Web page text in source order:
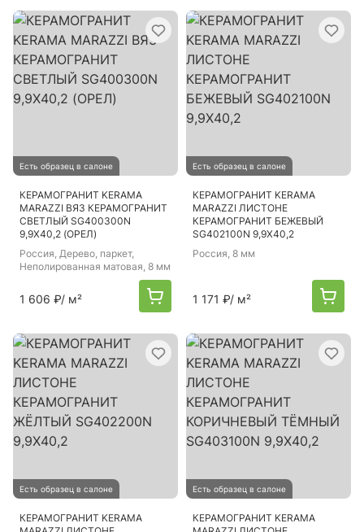
Есть образец в салоне
КЕРАМОГРАНИТ KERAMA
MARAZZI ВЯЗ КЕРАМОГРАНИТ
СВЕТЛЫЙ SG400300N
9,9Х40,2 (ОРЕЛ)
Россия, Дерево, паркет,
Неполированная матовая, 8 мм
1 606 ₽/ м²
Есть образец в салоне
КЕРАМОГРАНИТ KERAMA
MARAZZI ЛИСТОНЕ
КЕРАМОГРАНИТ БЕЖЕВЫЙ
SG402100N 9,9Х40,2
Россия, 8 мм
1 171 ₽/ м²
Есть образец в салоне
КЕРАМОГРАНИТ KERAMA
Есть образец в салоне
КЕРАМОГРАНИТ KERAMA